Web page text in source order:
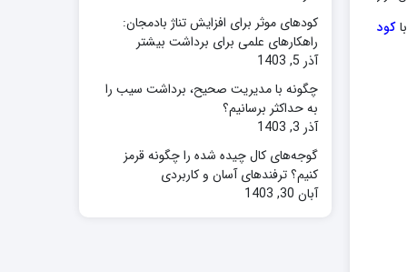
کود
کودهای موثر برای افزایش تناژ بادمجان:
راهکارهای علمی برای برداشت بیشتر
آذر 5, 1403
چگونه با مدیریت صحیح، برداشت سیب را
به حداکثر برسانیم؟
آذر 3, 1403
گوجه‌های کال چیده شده را چگونه قرمز
کنیم؟ ترفندهای آسان و کاربردی
آبان 30, 1403